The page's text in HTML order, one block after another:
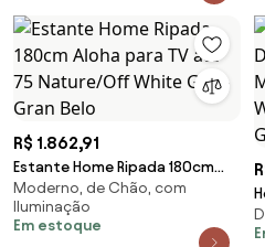
R$ 1.862,91
Estante Home Ripada 180cm
Aloha para TV até 75
Nature/Off White G77 - Gran
Belo
Moderno, de Chão, com
Iluminação
Em estoque